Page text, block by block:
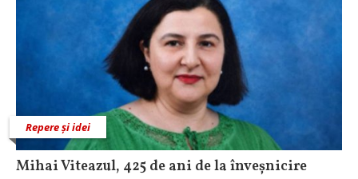
Repere și idei
Mihai Viteazul, 425 de ani de la înveșnicire